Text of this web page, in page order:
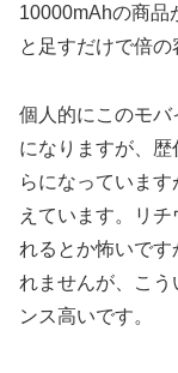
10000mAhの商品
と足すだけで倍の
個人的にこのモバ
になりますが、
らになっていま
えています。リ
れるとか怖いで
れませんが、こ
ンス高いです。